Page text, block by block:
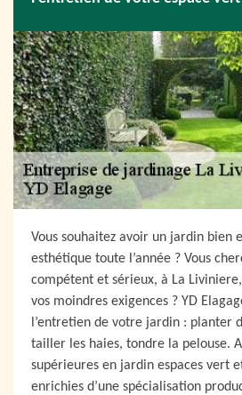
Vous souhaitez avoir un jardin bien
esthétique toute l’année ? Vous
compétent et sérieux, à La
vos moindres exigences ? YD
l’entretien de votre jardin : planter
tailler les haies, tondre la pelouse.
supérieures en jardin espaces vert
enrichies d’une spécialisation